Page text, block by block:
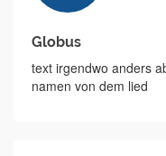
Globus
text irgendwo anders
namen von dem lied